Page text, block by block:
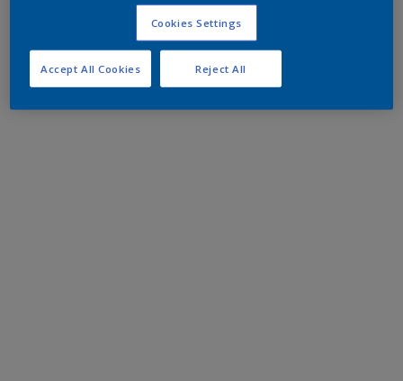
Cookies Settings
Reject All
Accept All Cookies